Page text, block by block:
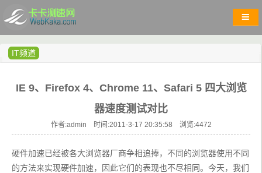
IT频道
IE 9、Firefox 4、Chrome 11、Safari 5 四大浏览
器速度测试对比
作者:admin 时间:2011-3-17 20:35:58 浏览:4472
硬件加速已经被各大浏览器厂商争相追捧，不同的浏览器使用不同
的方法来实现硬件加速，因此它们的表现也不尽相同。今天，我们